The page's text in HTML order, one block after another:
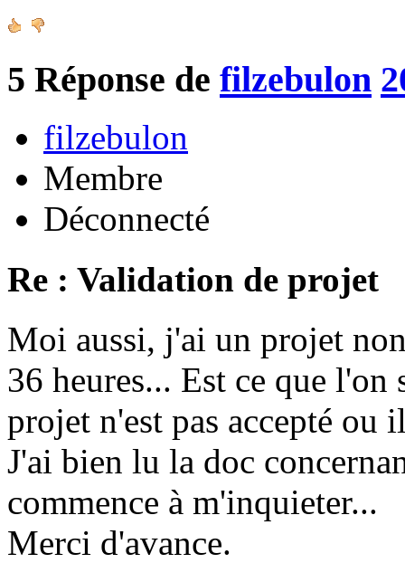
5 Réponse de filzebulon
filzebulon
Membre
Déconnecté
Re : Validation de projet
Moi aussi, j'ai un projet
36 heures... Est ce que l'on
projet n'est pas accepté ou
J'ai bien lu la doc
commence à m'inquieter...
Merci d'avance.